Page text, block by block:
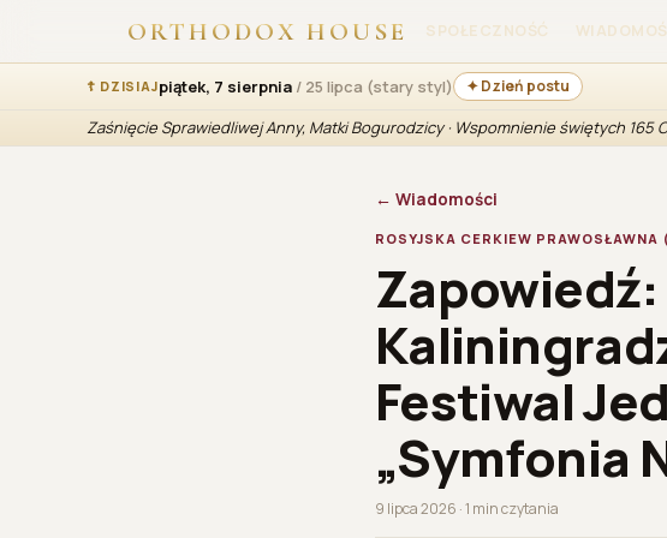
ORTHODOX HOUSE SPOŁECZNOŚĆ
☦ DZISIAJpiątek, 7 sierpnia / 25 lipca (stary styl) ✦ Dzień postu
Zaśnięcie Sprawiedliwej Anny, Matki Bogurodzicy · Wspomnienie świętych 165
← Wiadomości
ROSYJSKA CERKIEW
Festiwal
„Symfonia
9 lipca 2026 · 1 min czytania